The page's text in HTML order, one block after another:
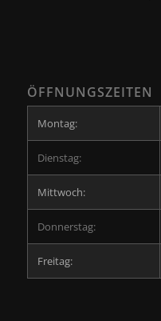
ÖFFNUNGSZEITEN
Montag:
Dienstag:
Mittwoch:
Donnerstag:
Freitag: